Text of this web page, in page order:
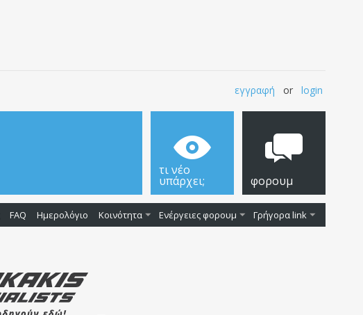
εγγραφή or login
τι νέο
υπάρχει; φορουμ
FAQ Ημερολόγιο Κοινότητα Ενέργειες φορουμ Γρήγορα link